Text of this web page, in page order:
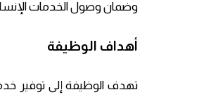
وضمان وصول الخدمات
أهداف الوظيفة
تهدف الوظيفة إلى توفير